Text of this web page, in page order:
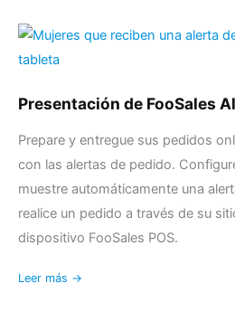
Presentación de FooSales
Prepare y entregue sus pedidos
con las alertas de pedido.
muestre automáticamente una
realice un pedido a través de su
dispositivo FooSales POS.
Presentación
de
Alertas
pedido
Leer más →